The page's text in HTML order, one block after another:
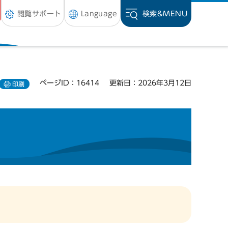
閲覧サポート Language 検索&MENU
印刷 ページID：16414 更新日：2026年3月12日